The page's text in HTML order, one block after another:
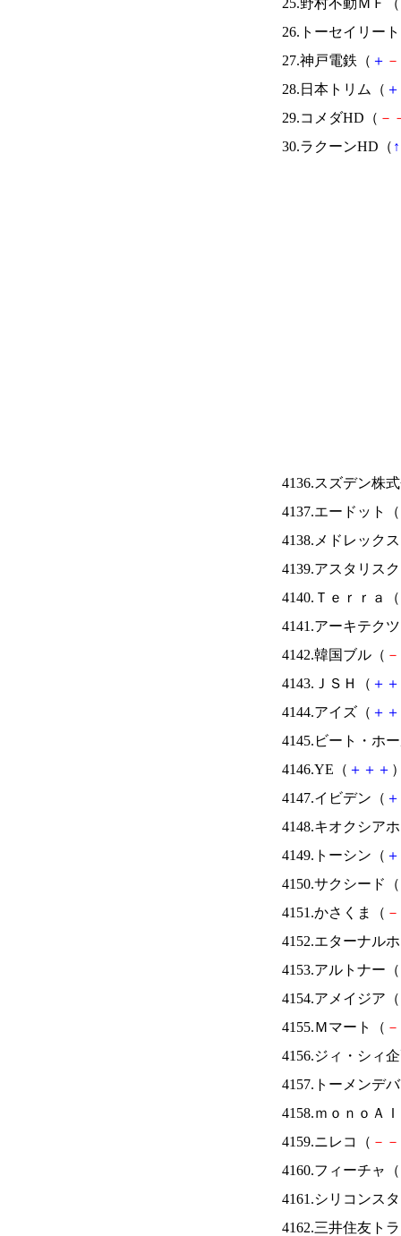
25.野村不動ＭＦ（
26.トーセイリー
27.神戸電鉄（ ＋ －
28.日本トリム（ ＋
29.コメダHD（ －
30.ラクーンHD（ ↑
4136.スズデン株
4137.エードット（
4138.メドレック
4139.アスタリス
4140.Ｔｅｒｒａ（
4141.アーキテク
4142.韓国ブル（ －
4143.ＪＳＨ（ ＋ ＋
4144.アイズ（ ＋ ＋
4145.ビート・ホ
4146.YE（ ＋ ＋ ＋
4147.イビデン（ ＋
4148.キオクシア
4149.トーシン（ ＋
4150.サクシード（
4151.かさくま（ －
4152.エターナル
4153.アルトナー（
4154.アメイジア（
4155.Ｍマート（ －
4156.ジィ・シィ
4157.トーメンデ
4158.ｍｏｎｏＡ
4159.ニレコ（ － －
4160.フィーチャ（
4161.シリコンス
4162.三井住友ト